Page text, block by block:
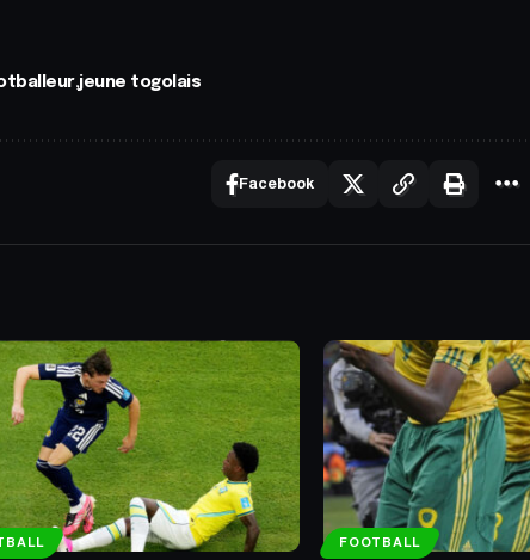
jeune togolais
Facebook
FOOTBALL